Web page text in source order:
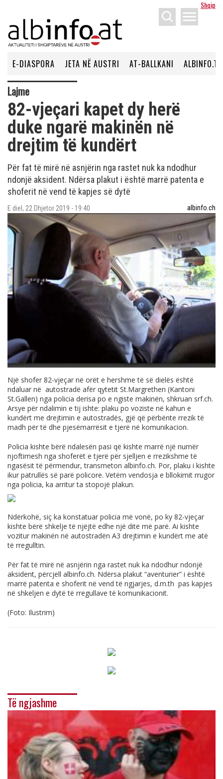
Shqip
menu
E-DIASPORA JETA NË AUSTRI AT-BALLKANI ALBINFO.TV
Lajme
82-vjeçari kapet dy herë
duke ngarë makinën në
drejtim të kundërt
Për fat të mirë në asnjërin nga rastet nuk ka ndodhur
ndonjë aksident. Ndërsa plakut i është marrë patenta e
shoferit në vend të kapjes së dytë
E diel, 22 Dhjetor 2019 - 19:40 albinfo.ch
Një shofer 82-vjeçar në orët e hershme të së dielës është
ndaluar në autostradë afër qytetit St.Margrethen (Kantoni
St.Gallen) nga policia derisa po e ngiste makinën, shkruan srf.ch.
Arsye për ndalimin e tij ishte: plaku po voziste në kahun e
kundërt me drejtimin e autostradës, gjë që përbënte rrezik të
madh për të dhe pjesëmarrësit e tjerë në komunikacion.
Policia kishte bërë ndalesën pasi që kishte marrë një numër
njoftimesh nga shoferët e tjerë për sjelljen e rrezikshme të
ngasësit të përmendur, transmeton albinfo.ch. Por, plaku i kishte
ikur patrullës së parë policore. Vetëm vendosja e bllokimit rrugor
nga policia, ka arritur ta stopojë plakun.
Ndërkohë, siç ka konstatuar policia më vonë, po ky 82-vjeçar
kishte bërë shkelje të njëjtë edhe një ditë më parë. Ai kishte
vozitur makinën në autostradën A3 drejtimin e kundërt me atë
të rregulltin.
Për fat të mirë në asnjërin nga rastet nuk ka ndodhur ndonjë
aksident, përcjell albinfo.ch. Ndërsa plakut “aventurier” i është
marrë patenta e shoferit në vend të ngjarjes, d.m.th pas kapjes
në shkeljen e dytë të rregullave të komunikacionit.
(Foto: Ilustrim)
Të ngjashme